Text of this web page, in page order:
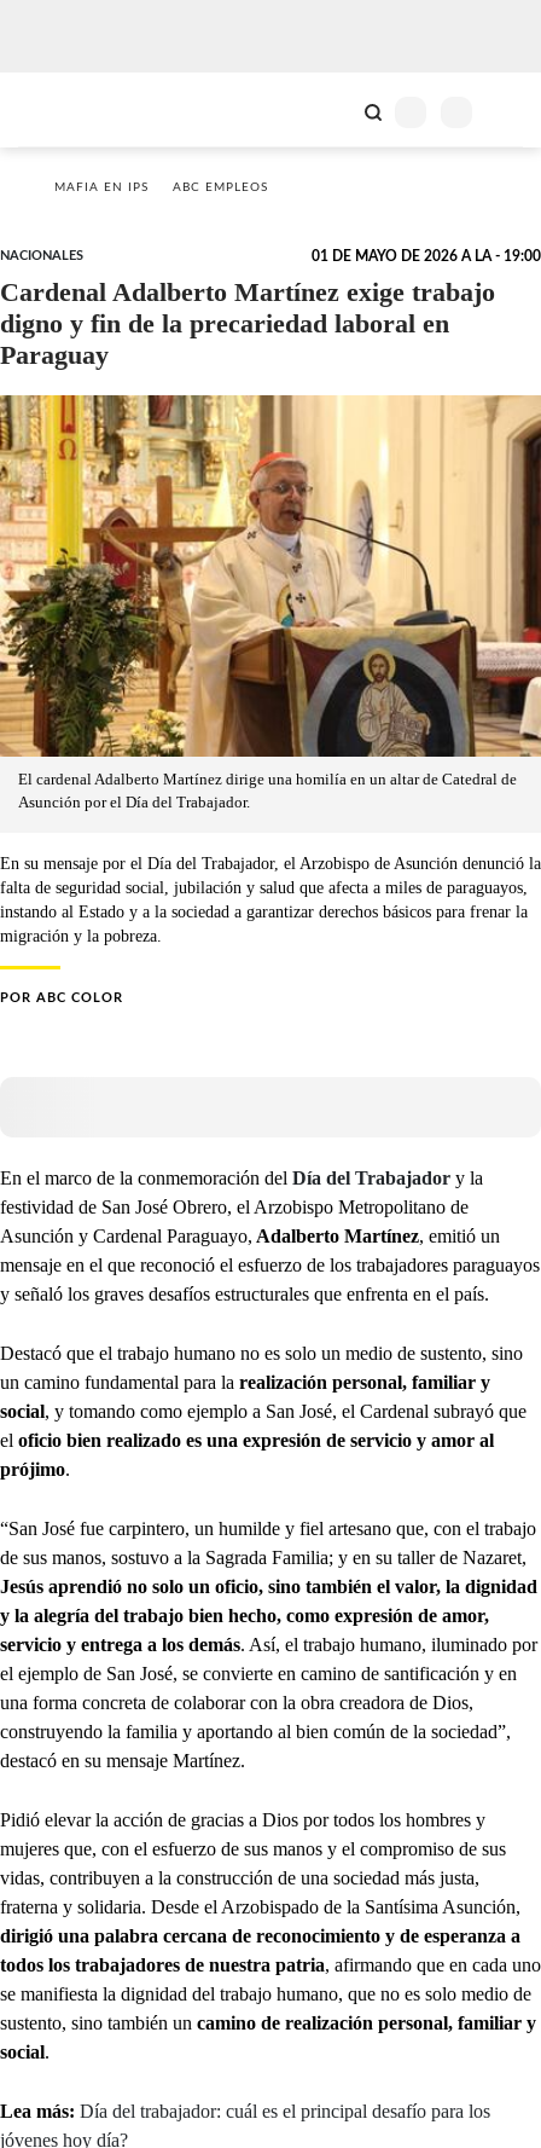
MAFIA EN IPS ABC EMPLEOS
NACIONALES 01 DE MAYO DE 2026 A LA - 19:00
Cardenal Adalberto Martínez exige trabajo
digno y fin de la precariedad laboral en
Paraguay
El cardenal Adalberto Martínez dirige una homilía en un altar de Catedral de
Asunción por el Día del Trabajador.
En su mensaje por el Día del Trabajador, el Arzobispo de Asunción denunció la
falta de seguridad social, jubilación y salud que afecta a miles de paraguayos,
instando al Estado y a la sociedad a garantizar derechos básicos para frenar la
migración y la pobreza.
POR ABC COLOR
En el marco de la conmemoración del Día del Trabajador y la
festividad de San José Obrero, el Arzobispo Metropolitano de
Asunción y Cardenal Paraguayo, Adalberto Martínez, emitió un
mensaje en el que reconoció el esfuerzo de los trabajadores paraguayos
y señaló los graves desafíos estructurales que enfrenta en el país.
Destacó que el trabajo humano no es solo un medio de sustento, sino
un camino fundamental para la realización personal, familiar y
social, y tomando como ejemplo a San José, el Cardenal subrayó que
el oficio bien realizado es una expresión de servicio y amor al
prójimo.
“San José fue carpintero, un humilde y fiel artesano que, con el trabajo
de sus manos, sostuvo a la Sagrada Familia; y en su taller de Nazaret,
Jesús aprendió no solo un oficio, sino también el valor, la dignidad
y la alegría del trabajo bien hecho, como expresión de amor,
servicio y entrega a los demás. Así, el trabajo humano, iluminado por
el ejemplo de San José, se convierte en camino de santificación y en
una forma concreta de colaborar con la obra creadora de Dios,
construyendo la familia y aportando al bien común de la sociedad”,
destacó en su mensaje Martínez.
Pidió elevar la acción de gracias a Dios por todos los hombres y
mujeres que, con el esfuerzo de sus manos y el compromiso de sus
vidas, contribuyen a la construcción de una sociedad más justa,
fraterna y solidaria. Desde el Arzobispado de la Santísima Asunción,
dirigió una palabra cercana de reconocimiento y de esperanza a
todos los trabajadores de nuestra patria, afirmando que en cada uno
se manifiesta la dignidad del trabajo humano, que no es solo medio de
sustento, sino también un camino de realización personal, familiar y
social.
Lea más: Día del trabajador: cuál es el principal desafío para los
jóvenes hoy día?